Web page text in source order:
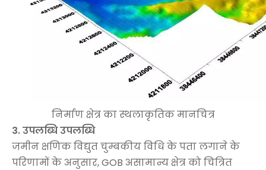
निर्माण क्षेत्र का स्थलाकृतिक मानचित्र
3. उपलब्धि उपलब्धि
जमीन क्षणिक विद्युत चुम्बकीय विधि के पता लगाने के
परिणामों के अनुसार, GOB असामान्य क्षेत्र को चित्रित